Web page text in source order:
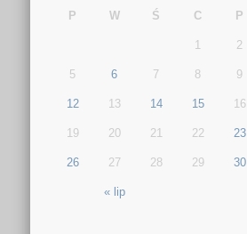
P
W Ś C P
« lip
1 2
5 6 7 8 9
12 13 14 15 16
19 20 21 22 23
26 27 28 29 30